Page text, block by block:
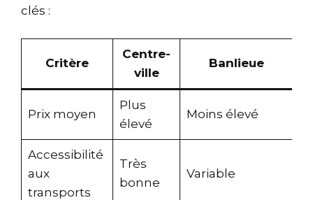
clés :
Critère
Centre-
ville
Banlieue
Prix moyen
Plus
élevé
Moins élevé
Accessibilité
aux
transports
Très
bonne
Variable